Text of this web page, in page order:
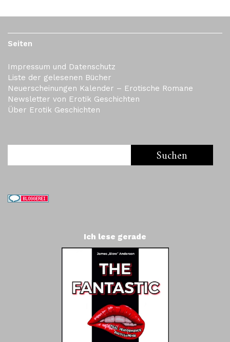
Seiten
Impressum und Datenschutz
Liste der gelesenen Bücher
Neuerscheinungen Kalender – Erotische Romane
Newsletter von Erotik Geschichten
Über Erotik Geschichten
Ich lese gerade